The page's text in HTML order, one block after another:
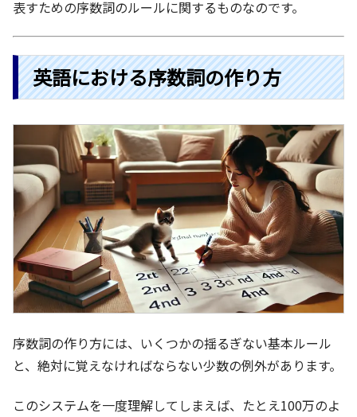
表すための序数詞のルールに関するものなのです。
英語における序数詞の作り方
序数詞の作り方には、いくつかの揺るぎない基本ルール
と、絶対に覚えなければならない少数の例外があります。
このシステムを一度理解してしまえば、たとえ100万のよ